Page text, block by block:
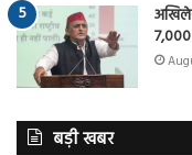
बड़ी खबर